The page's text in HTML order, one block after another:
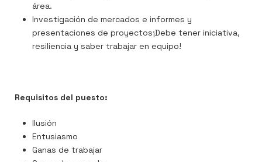
área.
Investigación de mercados e informes y
presentaciones de proyectos¡Debe tener iniciativa,
resiliencia y saber trabajar en equipo!
Requisitos del puesto:
Ilusión
Entusiasmo
Ganas de trabajar